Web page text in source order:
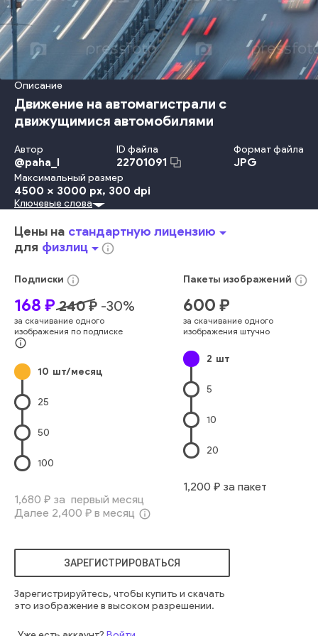
Описание
Движение на автомагистрали с
движущимися автомобилями
Автор
@paha_l
ID файла
22701091
Формат файла
JPG
Максимальный размер
4500 x 3000 px, 300 dpi
На Открытом Воздухе
Скорость Ночь Асфальт Проспект Раш
Вечерние Сумерки
Автострада
Большой Город
сцена
транспортное средство
городской варенье
движение занятый двигаться быстро размытый
поворот
ночное время автострада
автомагистраль фонарь
краснопресненский
Ключевые слова
Цены на стандартную лицензиюarrow_drop_down
для физлицarrow_drop_downinfo_outline
Подписки info_outline
168 ₽ 240₽ -30%
за скачивание одного
изображения по подписке
info_outline
10 шт/месяц
25
50
100
1,680 ₽ за первый месяц
Далее 2,400 ₽ в месяц info_outline
Пакеты изображений info_outline
600 ₽
за скачивание одного
изображения штучно
2 шт
5
10
20
1,200 ₽ за пакет
ЗАРЕГИСТРИРОВАТЬСЯ
Зарегистрируйтесь, чтобы купить и скачать
это изображение в высоком разрешении.